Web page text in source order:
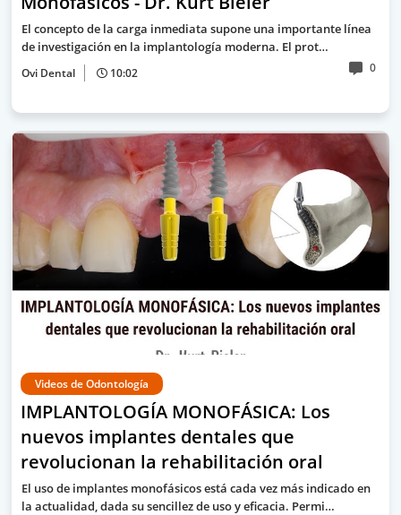
El concepto de la carga inmediata supone una importante línea
de investigación en la implantología moderna. El prot…
Ovi Dental 10:02 0
Videos de Odontología
IMPLANTOLOGÍA MONOFÁSICA: Los
nuevos implantes dentales que
revolucionan la rehabilitación oral
El uso de implantes monofásicos está cada vez más indicado en
la actualidad, dada su sencillez de uso y eficacia. Permi…